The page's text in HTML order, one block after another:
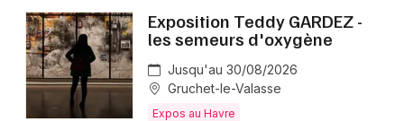
Exposition Teddy GARDEZ -
les semeurs d'oxygène
Jusqu'au 30/08/2026
Gruchet-le-Valasse
Expos au Havre